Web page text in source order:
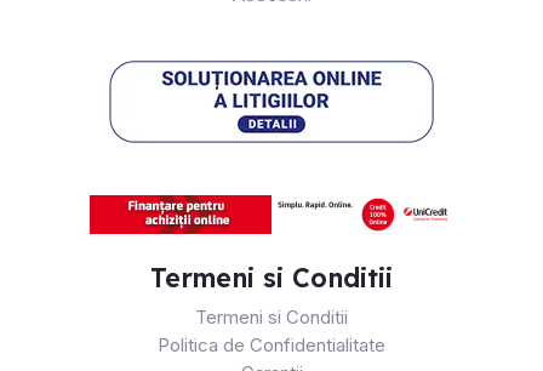
Termeni si Conditii
Termeni si Conditii
Politica de Confidentialitate